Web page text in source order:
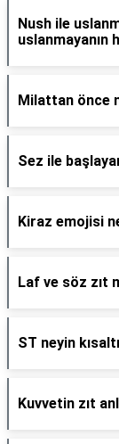
Nush ile
uslanmayanın
Milattan önce
Sez ile
Kiraz emojisi
Laf ve söz zıt
ST neyin
Kuvvetin zıt